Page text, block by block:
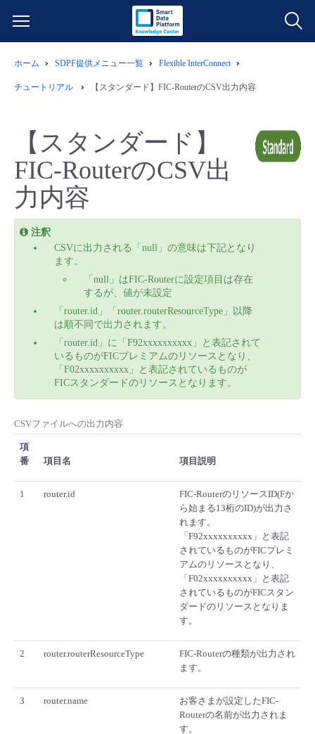
サービス一覧
クラウド/サーバー
ネットワーク
サポート
管理機能
データ利活用
クラウド/サーバー
モニタリング/監査
サポート
すべてのメニューを見る
料金情報
料金シミュレーター
ネットワーク
IoT
サポート
ご利用開始ガイド
■ 管理機能
- 管理機能
■ セットアップガイド
- 新規お申し込み方法
- 初期設定・確認
- 登録情報の管理
- Flexible InterConnect
- Flexible Remote Access
ユースケース
- セキュリティ・監査
- データと分析
- IoT
- マルチクラウド利用
- リモートワーク
故障/メンテナンス情報
サービス稼働状況
故障/メンテナンス履歴
定期メンテナンス
パートナー
販売パートナー向けプログラム
協業パートナー
トレーニング/操作動画
脱炭素化
ホーム SDPF提供メニュー一覧 Flexible InterConnect
チュートリアル 【スタンダード】FIC-RouterのCSV出力内容
【スタンダード】
FIC-RouterのCSV出
力内容
注釈
CSVに出力される「null」の意味は下記となり
ます。
「null」はFIC-Routerに設定項目は存在
するが、値が未設定
「router.id」「router.routerResourceType」以降
は順不同で出力されます。
「router.id」に「F92xxxxxxxxxx」と表記されて
いるものがFICプレミアムのリソースとなり、
「F02xxxxxxxxxx」と表記されているものが
FICスタンダードのリソースとなります。
CSVファイルへの出力内容
項
番
項目名 項目説明
1 router.id
FIC-RouterのリソースID(Fか
ら始まる13桁のID)が出力さ
れます。
「F92xxxxxxxxxx」と表記
されているものがFICプレミ
アムのリソースとなり、
「F02xxxxxxxxxx」と表記
されているものがFICスタン
ダードのリソースとなりま
す。
2 router.routerResourceType
FIC-Routerの種類が出力され
ます。
3 router.name
お客さまが設定したFIC-
Routerの名前が出力されま
す。